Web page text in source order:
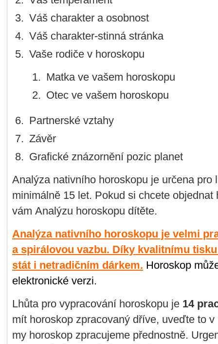
Váš charakter a osobnost
Váš charakter-stinná stránka
Vaše rodiče v horoskopu
Matka ve vašem horoskopu
Otec ve vašem horoskopu
Partnerské vztahy
Závěr
Grafické znázornění pozic planet
Analýza nativního horoskopu je určena pro
minimálně 15 let. Pokud si chcete
vám Analýzu horoskopu dítěte.
Analýza nativního horoskopu je velmi
a spirálovou vazbu. Díky kvalitnímu
stát i netradičním dárkem. Horoskop
elektronické verzi.
Lhůta pro vypracování horoskopu je 14
mít horoskop zpracovaný dříve, uveďte to
my horoskop zpracujeme přednostně. U